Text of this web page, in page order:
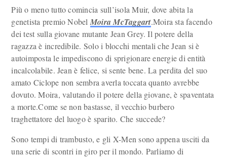
Più o meno tutto comincia sull’isola Muir, dove abita la
genetista premio Nobel Moira McTaggart.Moira sta facendo
dei test sulla giovane mutante Jean Grey. Il potere della
ragazza è incredibile. Solo i blocchi mentali che Jean si è
autoimposta le impediscono di sprigionare energie di entità
incalcolabile. Jean è felice, si sente bene. La perdita del suo
amato Ciclope non sembra averla toccata quanto avrebbe
dovuto. Moira, valutando il potere della giovane, è spaventata
a morte.Come se non bastasse, il vecchio burbero
traghettatore del luogo è sparito. Che succede?
Sono tempi di trambusto, e gli X-Men sono appena usciti da
una serie di scontri in giro per il mondo. Parliamo di